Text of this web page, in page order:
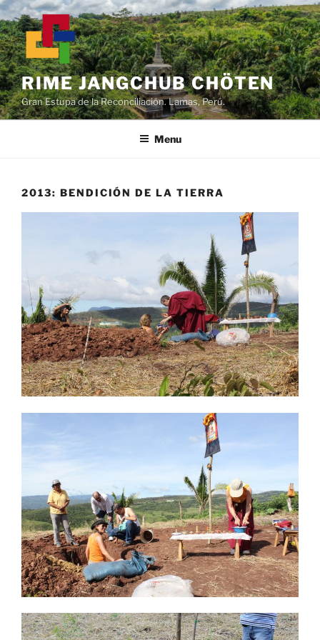
Skip
to
content
RIME JANGCHUB CHÖTEN
Gran Estupa de la Reconciliación. Lamas, Perú.
Menu
2013: BENDICIÓN DE LA TIERRA